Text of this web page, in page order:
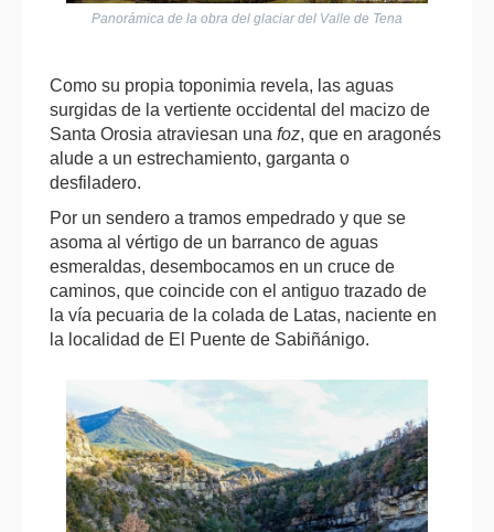
Panorámica de la obra del glaciar del Valle de Tena
Como su propia toponimia revela, las aguas
surgidas de la vertiente occidental del macizo de
Santa Orosia atraviesan una foz, que en aragonés
alude a un estrechamiento, garganta o
desfiladero.
Por un sendero a tramos empedrado y que se
asoma al vértigo de un barranco de aguas
esmeraldas, desembocamos en un cruce de
caminos, que coincide con el antiguo trazado de
la vía pecuaria de la colada de Latas, naciente en
la localidad de El Puente de Sabiñánigo.